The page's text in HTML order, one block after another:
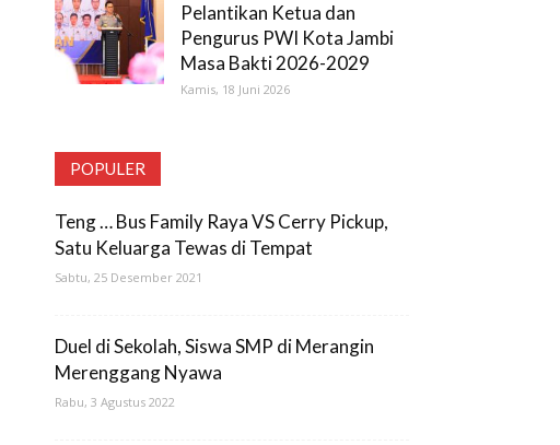
Pelantikan Ketua dan
Pengurus PWI Kota Jambi
Masa Bakti 2026-2029
Kamis, 18 Juni 2026
POPULER
Teng … Bus Family Raya VS Cerry Pickup,
Satu Keluarga Tewas di Tempat
Sabtu, 25 Desember 2021
Duel di Sekolah, Siswa SMP di Merangin
Merenggang Nyawa
Rabu, 3 Agustus 2022